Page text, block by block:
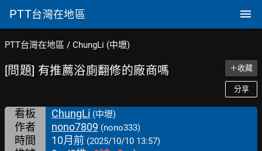
PTT台灣在地區
PTT台灣在地區 / ChungLi (中壢)
[問題] 有推薦浴廁翻修的廠商嗎 ＋收藏
分享
看板 ChungLi (中壢)
作者 nono7809 (nono333)
時間 10月前 (2025/10/10 13:57)